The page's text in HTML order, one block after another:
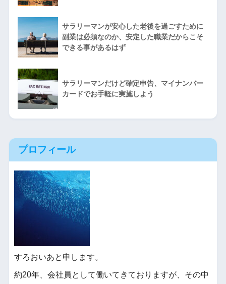
サラリーマンが安心した老後を過ごすために
副業は必須なのか、安定した職業だからこそ
できる事があるはず
サラリーマンだけど確定申告、マイナンバー
カードでお手軽に実施しよう
プロフィール
すろおいあと申します。
約20年、会社員として働いてきておりますが、その中